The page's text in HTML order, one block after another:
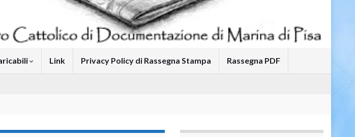
Link Privacy Policy di Rassegna Stampa Rassegna PDF